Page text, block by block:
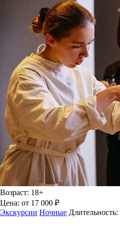
Возраст: 18+
Цена: от 17 000 ₽
Экскурсии Ночные Длительность: